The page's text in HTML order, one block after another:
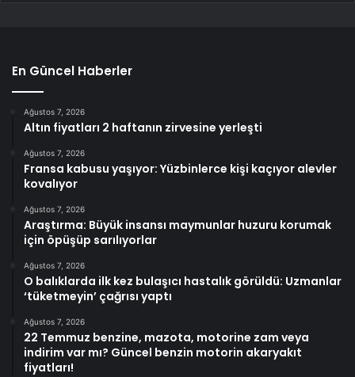
En Güncel Haberler
Ağustos 7, 2026
Altın fiyatları 2 haftanın zirvesine yerleşti
Ağustos 7, 2026
Fransa kabusu yaşıyor: Yüzbinlerce kişi kaçıyor alevler
kovalıyor
Ağustos 7, 2026
Araştırma: Büyük insansı maymunlar huzuru korumak
için öpüşüp sarılıyorlar
Ağustos 7, 2026
O balıklarda ilk kez bulaşıcı hastalık görüldü: Uzmanlar
‘tüketmeyin’ çağrısı yaptı
Ağustos 7, 2026
22 Temmuz benzine, mazota, motorine zam veya
indirim var mı? Güncel benzin motorin akaryakıt
fiyatları!